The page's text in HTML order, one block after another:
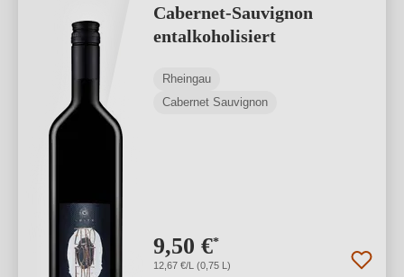
Cabernet-Sauvignon
entalkoholisiert
Rheingau
Cabernet Sauvignon
9,50 €*
12,67 €/L (0,75 L)